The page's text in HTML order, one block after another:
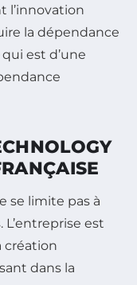
l’innovation
la dépendance
est d’une
se limite pas à
est
création
dans la